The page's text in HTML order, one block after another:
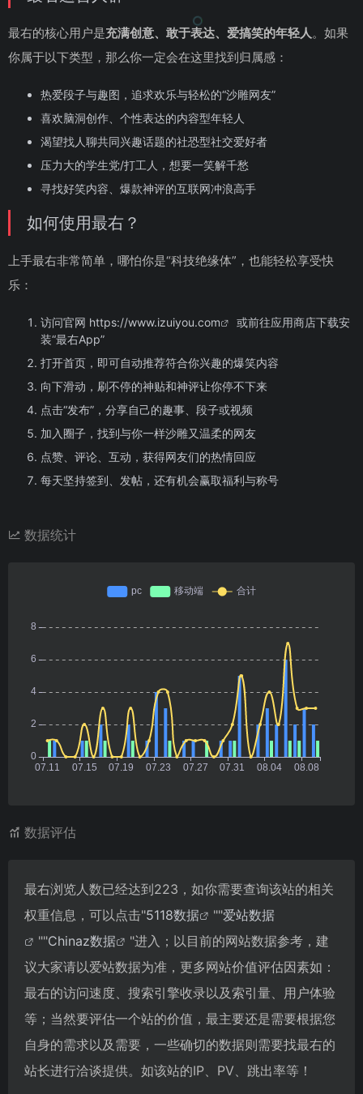
最右的核心用户是充满创意、敢于表达、爱搞笑的年轻人 。如果
你属于以下类型，那么你一定会在这里找到归属感：
热爱段子与趣图，追求欢乐与轻松的“沙雕网友”
喜欢脑洞创作、个性表达的内容型年轻人
渴望找人聊共同兴趣话题的社恐型社交爱好者
压力大的学生党/打工人，想要一笑解千愁
寻找好笑内容、爆款神评的互联网冲浪高手
如何使用最右？
上手最右非常简单，哪怕你是“科技绝缘体”，也能轻松享受快
乐：
访问官网 https://www.izuiyou.com
或前往应用商店下载安
装“最右App”
打开首页，即可自动推荐符合你兴趣的爆笑内容
向下滑动，刷不停的神贴和神评让你停不下来
点击“发布”，分享自己的趣事、段子或视频
加入圈子，找到与你一样沙雕又温柔的网友
点赞、评论、互动，获得网友们的热情回应
每天坚持签到、发帖，还有机会赢取福利与称号
数据统计
数据评估
最右浏览人数已经达到223，如你需要查询该站的相关
权重信息，可以点击"5118数据 ""爱站数据
""Chinaz数据
"进入；以目前的网站数据参考，建
议大家请以爱站数据为准，更多网站价值评估因素如：
最右的访问速度、搜索引擎收录以及索引量、用户体验
等；当然要评估一个站的价值，最主要还是需要根据您
自身的需求以及需要，一些确切的数据则需要找最右的
站长进行洽谈提供。如该站的IP、PV、跳出率等！